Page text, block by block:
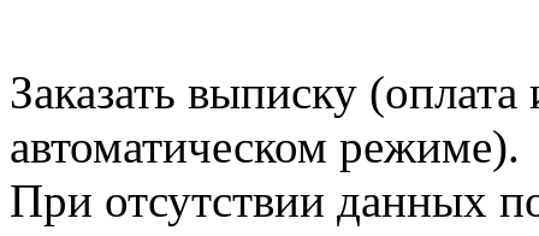
Заказать выписку
автоматическом режиме).
При отсутствии данных